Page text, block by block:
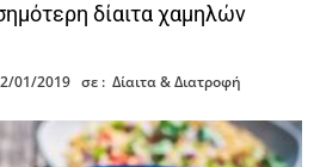
δίαιτα χαμηλών
01/2019 σε : Δίαιτα & Διατροφή